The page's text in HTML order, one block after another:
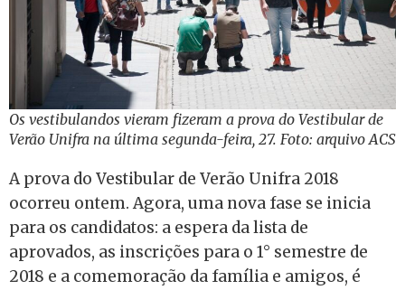
Os vestibulandos vieram fizeram a prova do Vestibular de
Verão Unifra na última segunda-feira, 27. Foto: arquivo ACS
A prova do Vestibular de Verão Unifra 2018
ocorreu ontem. Agora, uma nova fase se inicia
para os candidatos: a espera da lista de
aprovados, as inscrições para o 1° semestre de
2018 e a comemoração da família e amigos, é